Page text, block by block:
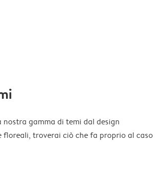
gamma di temi dal design
floreali, troverai ciò che fa proprio al caso